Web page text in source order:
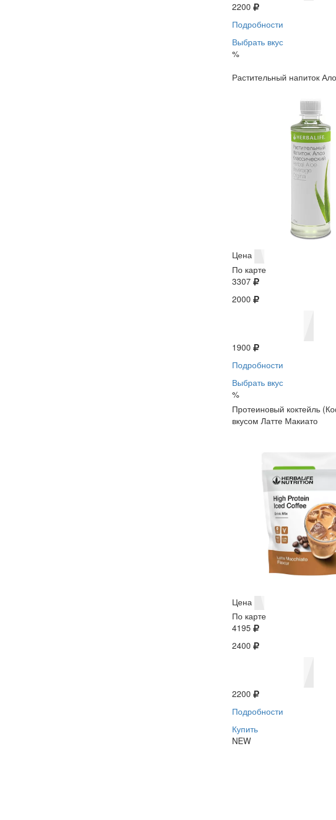
2200
Подробности
Выбрать вкус
%
Растительный напиток
Цена
По карте
3307
2000
1900
Подробности
Выбрать вкус
%
Протеиновый коктейль
вкусом Латте Макиато
Цена
По карте
4195
2400
2200
Подробности
Купить
NEW